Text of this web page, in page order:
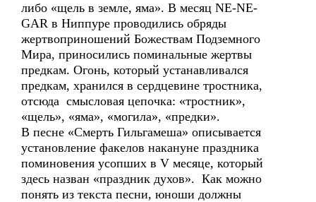
либо «щель в земле, яма». В месяц NE-NE-
GAR в Ниппуре проводились обряды
жертвоприношений Божествам Подземного
Мира, приносились поминальные жертвы
предкам. Огонь, который устанавливался
предкам, хранился в сердцевине тростника,
отсюда смысловая цепочка: «тростник»,
«щель», «яма», «могила», «предки».
В песне «Смерть Гильгамеша» описывается
установление факелов накануне праздника
поминовения усопших в V месяце, который
здесь назван «праздник духов». Как можно
понять из текста песни, юноши должны